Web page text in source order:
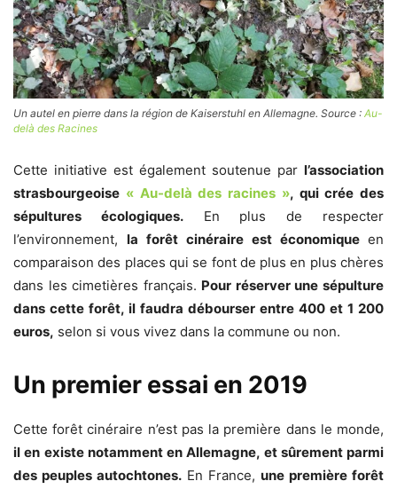
Un autel en pierre dans la région de Kaiserstuhl en Allemagne. Source : Au-
delà des Racines
Cette initiative est également soutenue par l’association
strasbourgeoise « Au-delà des racines », qui crée des
sépultures écologiques.En plus de respecter
l’environnement, la forêt cinéraire est économique en
comparaison des places qui se font de plus en plus chères
dans les cimetières français. Pour réserver une sépulture
dans cette forêt, il faudra débourser entre 400 et 1 200
euros, selon si vous vivez dans la commune ou non.
Un premier essai en 2019
Cette forêt cinéraire n’est pas la première dans le monde,
il en existe notamment en Allemagne, et sûrement parmi
des peuples autochtones. En France, une première forêt